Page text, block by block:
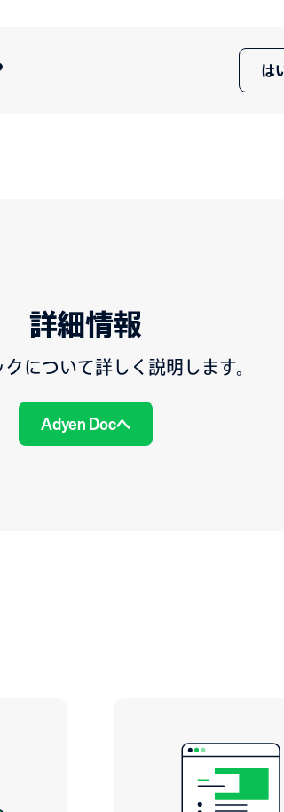
は
詳細情報
クについて詳しく説明します。
Adyen Docへ